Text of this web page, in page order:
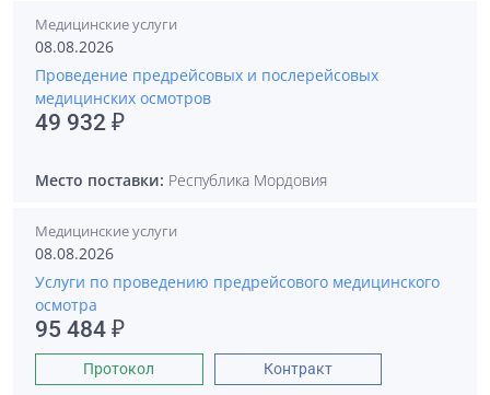
Медицинские услуги
08.08.2026
Проведение предрейсовых и послерейсовых
медицинских осмотров
49 932 ₽
Место поставки: Республика Мордовия
Медицинские услуги
08.08.2026
Услуги по проведению предрейсового медицинского
осмотра
95 484 ₽
Протокол Контракт